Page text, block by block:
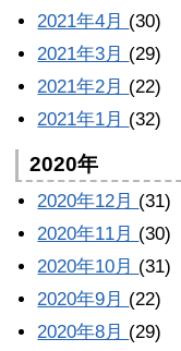
2021年4月 (30)
2021年3月 (29)
2021年2月 (22)
2021年1月 (32)
2020年
2020年12月 (31)
2020年11月 (30)
2020年10月 (31)
2020年9月 (22)
2020年8月 (29)